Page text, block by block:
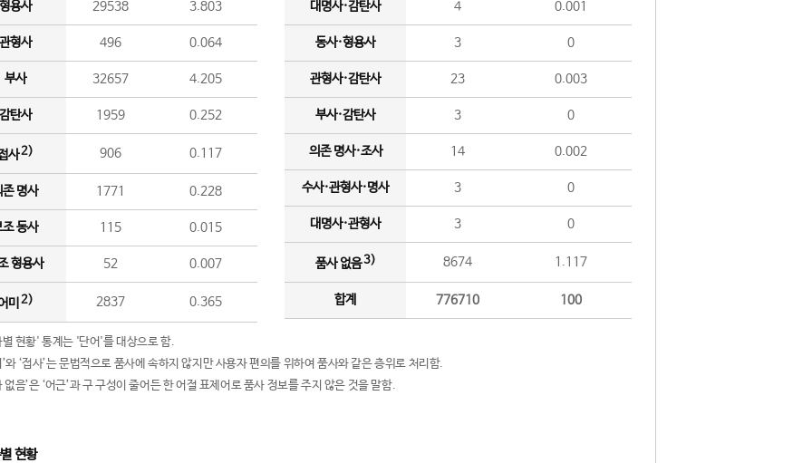
용사 29538 3.803
형사 496 0.064
부사 32657 4.205
탄사 1959 0.252
사2) 906 0.117
존 명사 1771 0.228
조 동사 115 0.015
형용사 52 0.007
미 2) 2837 0.365
대명사·감탄사 4 0.001
동사·형용사 3 0
관형사·감탄사 23 0.003
부사·감탄사 3 0
의존 명사·조사 14 0.002
수사·관형사·명사 3 0
대명사·관형사 3 0
품사 없음3) 8674 1.117
합계 776710 100
현황' 통계는 '단어'를 대상으로 함.
와 ‘접사’는 문법적으로 품사에 속하지 않지만 사용자 편의를 위하여 품사와 같은 층위로 처리함.
없음’은 ‘어근’과 구 구성이 줄어든 한 어절 표제어로 품사 정보를 주지 않은 것을 말함.
현황